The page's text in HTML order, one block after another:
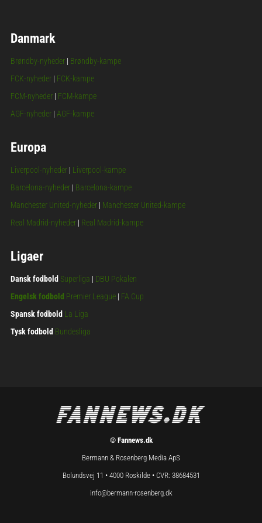
Danmark
Brøndby-nyheder| Brøndby-kampe
FCK-nyheder| FCK-kampe
FCM-nyheder| FCM-kampe
AGF-nyheder| AGF-kampe
Europa
Liverpool-nyheder| Liverpool-kampe
Barcelona-nyheder| Barcelona-kampe
Manchester United-nyheder| Manchester United-kampe
Real Madrid-nyheder| Real Madrid-kampe
Ligaer
Dansk fodbold Superliga | DBU Pokalen
Engelsk fodbold Premier League| FA Cup
Spansk fodbold La Liga
Tysk fodbold Bundesliga
© Fannews.dk
Bermann & Rosenberg Media ApS
Bolundsvej 11 • 4000 Roskilde • CVR: 38684531
info@bermann-rosenberg.dk